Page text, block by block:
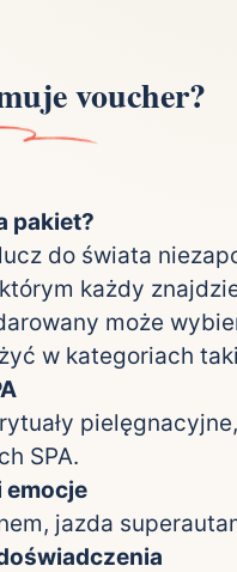
voucher?
pakiet?
do świata
każdy
może
w kategoriach
SPA.
emocje
jazda